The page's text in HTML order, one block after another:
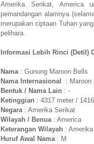
Amerika Serikat, America
pemandangan alamnya
merupakan ciptaan Tuhan
pelihara.
Informasi Lebih Rinci (Detil)
Nama: Gunung Maroon Bells
Nama Internasional
: Maroon
Bentuk / Nama Lain : -
Ketinggian : 4317 meter /
Negara: Amerika Serikat
Wilayah / Benua: America
Keterangan Wilayah :
Huruf Awal Nama: M